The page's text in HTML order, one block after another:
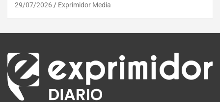
29/07/2026 Exprimidor Media